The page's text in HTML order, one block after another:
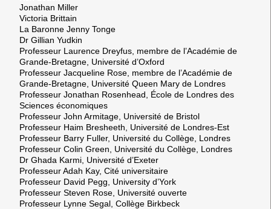
Jonathan Miller
Victoria Brittain
La Baronne Jenny Tonge
Dr Gillian Yudkin
Professeur Laurence Dreyfus, membre de l’Académie de
Grande-Bretagne, Université d’Oxford
Professeur Jacqueline Rose, membre de l’Académie de
Grande-Bretagne, Université Queen Mary de Londres
Professeur Jonathan Rosenhead, École de Londres des
Sciences économiques
Professeur John Armitage, Université de Bristol
Professeur Haim Bresheeth, Université de Londres-Est
Professeur Barry Fuller, Université du Collège, Londres
Professeur Colin Green, Université du Collège, Londres
Dr Ghada Karmi, Université d’Exeter
Professeur Adah Kay, Cité universitaire
Professeur David Pegg, University d’York
Professeur Steven Rose, Université ouverte
Professeur Lynne Segal, Collège Birkbeck